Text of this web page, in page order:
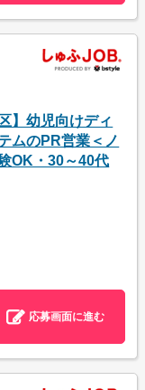
】幼児向けディ
ムのPR営業＜ノ
OK・30～40代
応募画面に進む